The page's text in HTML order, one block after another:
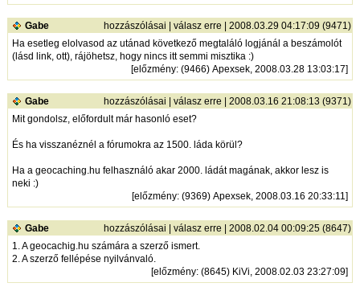
Gabe hozzászólásai |válasz erre | 2008.03.29 04:17:09 (9471)
Ha esetleg elolvasod az utánad következő megtaláló logjánál a beszámolót
(lásd link, ott), rájöhetsz, hogy nincs itt semmi misztika :)
[előzmény: (9466) Apexsek, 2008.03.28 13:03:17]
Gabe hozzászólásai |válasz erre | 2008.03.16 21:08:13 (9371)
Mit gondolsz, előfordult már hasonló eset?
És ha visszanéznél a fórumokra az 1500. láda körül?
Ha a geocaching.hu felhasználó akar 2000. ládát magának, akkor lesz is
neki :)
[előzmény: (9369) Apexsek, 2008.03.16 20:33:11]
Gabe hozzászólásai |válasz erre | 2008.02.04 00:09:25 (8647)
1. A geocachig.hu számára a szerző ismert.
2. A szerző fellépése nyilvánvaló.
[előzmény: (8645) KiVi, 2008.02.03 23:27:09]